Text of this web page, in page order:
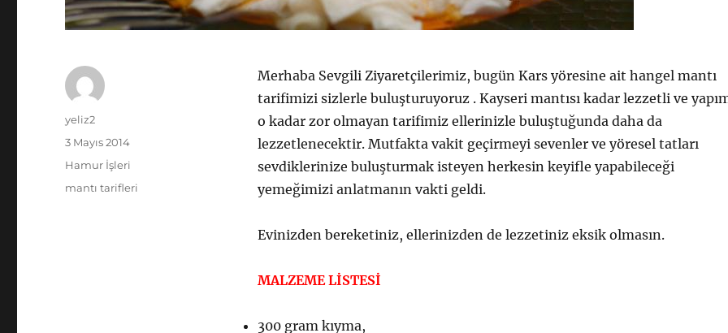
Merhaba Sevgili Ziyaretçilerimiz, bugün Kars yöresine ait hangel mantı
tarifimizi sizlerle buluşturuyoruz . Kayseri mantısı kadar lezzetli ve
o kadar zor olmayan tarifimiz ellerinizle buluştuğunda daha da
lezzetlenecektir. Mutfakta vakit geçirmeyi sevenler ve yöresel tatları
sevdiklerinize buluşturmak isteyen herkesin keyifle yapabileceği
yemeğimizi anlatmanın vakti geldi.
Evinizden bereketiniz, ellerinizden de lezzetiniz eksik olmasın.
MALZEME LİSTESİ
300 gram kıyma,
Yazar
yeliz2
Yayın
3 Mayıs 2014
Kategoriler
Hamur İşleri
Etiketler
mantı tarifleri